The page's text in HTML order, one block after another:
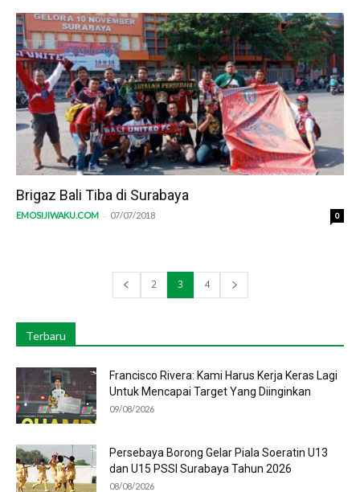
Brigaz Bali Tiba di Surabaya
EMOSIJIWAKU.COM - 07/07/2018 0
2 3 4
Terbaru
Francisco Rivera: Kami Harus Kerja Keras Lagi
Untuk Mencapai Target Yang Diinginkan
09/08/2026
Persebaya Borong Gelar Piala Soeratin U13
dan U15 PSSI Surabaya Tahun 2026
08/08/2026